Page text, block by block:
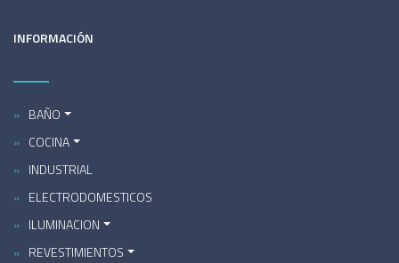
INFORMACIÓN
BAÑO
COCINA
INDUSTRIAL
ELECTRODOMESTICOS
ILUMINACION
REVESTIMIENTOS